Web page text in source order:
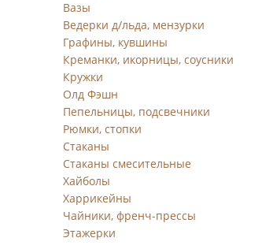
Вазы
Ведерки д/льда, мензурки
Графины, кувшины
Креманки, икорницы, соусники
Кружки
Олд Фэшн
Пепельницы, подсвечники
Рюмки, стопки
Стаканы
Стаканы смесительные
Хайболы
Харрикейны
Чайники, френч-прессы
Этажерки